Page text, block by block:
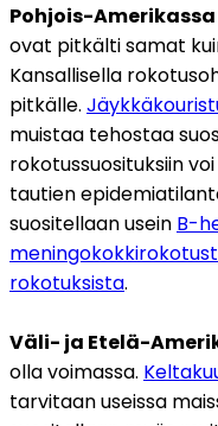
Pohjois-Amerikassa
ovat pitkälti samat
Kansallisella
pitkälle.
muistaa tehostaa
rokotussuosituksiin
tautien
suositellaan usein B-
rokotuksista.
Väli- ja Etelä-
olla voimassa.
tarvitaan useissa